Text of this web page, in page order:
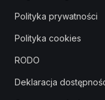
Polityka prywatności
Polityka cookies
RODO
Deklaracja